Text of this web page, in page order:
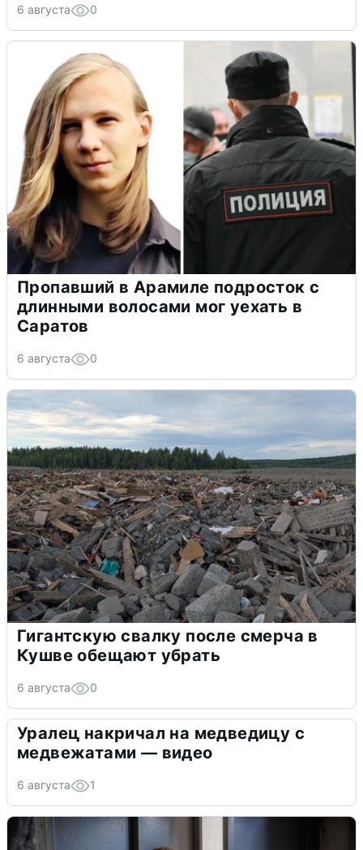
6 августа 0
Пропавший в Арамиле подросток с
длинными волосами мог уехать в
Саратов
6 августа 0
Гигантскую свалку после смерча в
Кушве обещают убрать
6 августа 0
Уралец накричал на медведицу с
медвежатами — видео
6 августа 1